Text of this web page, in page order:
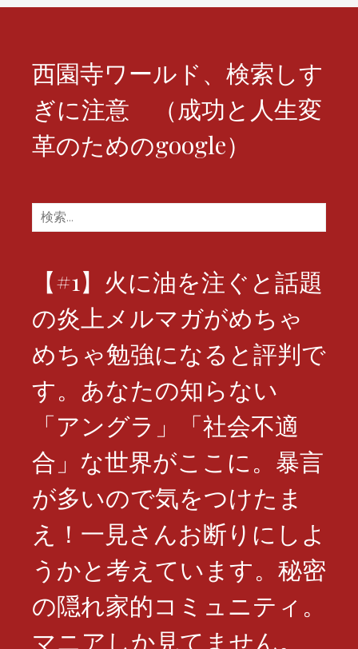
ョ
ン
西園寺ワールド、検索しす
ぎに注意 （成功と人生変
革のためのgoogle）
検
索:
【#1】火に油を注ぐと話題
の炎上メルマガがめちゃ
めちゃ勉強になると評判で
す。あなたの知らない
「アングラ」「社会不適
合」な世界がここに。暴言
が多いので気をつけたま
え！一見さんお断りにしよ
うかと考えています。秘密
の隠れ家的コミュニティ。
マニアしか見てません。